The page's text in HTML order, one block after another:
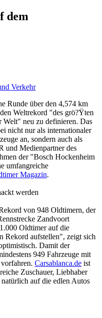
dem
Verkehr
Runde über den 4,574 km
Weltrekord "des grö?Ÿten
Welt" neu zu definieren. Das
nicht nur als internationaler
an, sondern auch als
Medienpartner des
der "Bosch Hockenheim
umfangreiche
Magazin.
werden
von 948 Oldtimern, der
Zandvoort
Oldtimer auf die
Rekord aufstellen", zeigt sich
Damit der
949 Fahrzeuge mit
Carsablanca.de ist
Zuschauer, Liebhaber
auf die edlen Autos